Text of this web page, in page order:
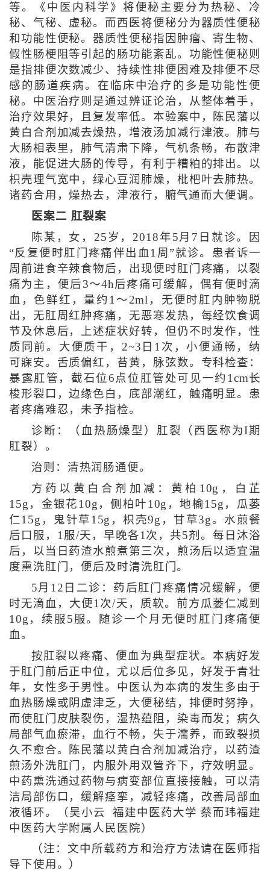
等。《中医内科学》将便秘主要分为热秘、冷
秘、气秘、虚秘。而西医将便秘分为器质性便秘
和功能性便秘。器质性便秘指因肿瘤、寄生物、
假性肠梗阻等引起的肠功能紊乱。功能性便秘则
是指排便次数减少、持续性排便困难及排便不尽
感的肠道疾病。在临床中治疗的多是功能性便
秘。中医治疗则是通过辨证论治，从整体着手，
治疗效果好，且复发率低。本验案中，陈民藩以
黄白合剂加减去燥热，增液汤加减行津液。肺与
大肠相表里，肺气清肃下降，气机条畅，布散津
液，能促进大肠的传导，有利于糟粕的排出。以
枳壳理气宽中，绿心豆润肺燥，枇杷叶去肺热。
诸药合用，燥热去，津液行，腑气通而大便调。
医案二 肛裂案
陈某，女，25岁，2018年5月7日就诊。因
“反复便时肛门疼痛伴出血1周”就诊。患者诉一
周前进食辛辣食物后，出现便时肛门疼痛，以裂
痛为主，便后3～4h后疼痛可缓解，偶有便时滴
血，色鲜红，量约1～2ml，无便时肛内肿物脱
出，无肛周红肿疼痛，无恶寒发热，每经饮食调
节及休息后，上述症状好转，但仍不时发作，性
质同前。大便质干，2~3日1次，小便通畅，纳
可寐安。舌质偏红，苔黄，脉弦数。专科检查：
暴露肛管，截石位6点位肛管处可见一约1cm长
梭形裂口，边缘色白，底部潮红，触痛明显。患
者疼痛难忍，未予指检。
诊断：（血热肠燥型）肛裂（西医称为I期
肛裂）。
治则：清热润肠通便。
方药以黄白合剂加减：黄柏10g，白芷
15g，金银花10g，侧柏叶10g，地榆15g，瓜蒌
仁15g，鬼针草15g，枳壳9g，甘草3g。水煎餐
后口服，1服/天，早晚各1次，共5剂。每日沐浴
后，以当日药渣水煎煮第三次，煎汤后以适宜温
度熏洗肛门，便后及时清洗肛门。
5月12日二诊：药后肛门疼痛情况缓解，便
时无滴血，大便1次/天，质软。前方瓜蒌仁减到
10g，续服5服。随诊一个月无便时肛门疼痛便
血。
按肛裂以疼痛、便血为典型症状。本病好发
于肛门前后正中位，尤以后位多见，好发于青壮
年，女性多于男性。中医认为本病的发生多由于
血热肠燥或阴虚津乏，大便秘结，排便时努挣，
而使肛门皮肤裂伤，湿热蕴阻，染毒而发；病久
局部气血瘀滞，血行不畅，失于濡养，而致裂损
久不愈合。陈民藩以黄白合剂加减治疗，以药渣
煎汤外洗肛门，内服外用双管齐下，疗效明显。
中药熏洗通过药物与病变部位直接接触，可以清
洁局部伤口，缓解痉挛，减轻疼痛，改善局部血
液循环。（吴小云 福建中医药大学 蔡而玮福建
中医药大学附属人民医院）
（注：文中所载药方和治疗方法请在医师指
导下使用。）